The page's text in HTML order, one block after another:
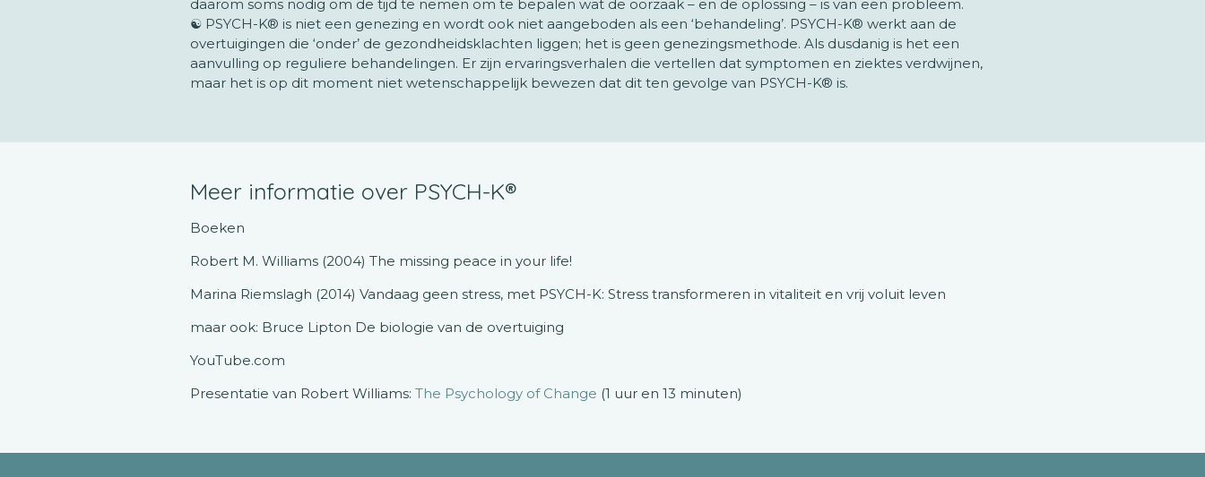
daarom soms nodig om de tijd te nemen om te bepalen wat de oorzaak – en de oplossing – is van een probleem.
☯ PSYCH-K® is niet een genezing en wordt ook niet aangeboden als een ‘behandeling’. PSYCH-K® werkt aan de
overtuigingen die ‘onder’ de gezondheidsklachten liggen; het is geen genezingsmethode. Als dusdanig is het een
aanvulling op reguliere behandelingen. Er zijn ervaringsverhalen die vertellen dat symptomen en ziektes verdwijnen,
maar het is op dit moment niet wetenschappelijk bewezen dat dit ten gevolge van PSYCH-K® is.
Meer informatie over PSYCH-K®
Boeken
Robert M. Williams (2004) The missing peace in your life!
Marina Riemslagh (2014) Vandaag geen stress, met PSYCH-K: Stress transformeren in vitaliteit en vrij voluit leven
maar ook: Bruce Lipton De biologie van de overtuiging
YouTube.com
Presentatie van Robert Williams: The Psychology of Change (1 uur en 13 minuten)